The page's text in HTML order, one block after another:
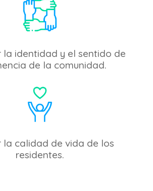
la identidad y el sentido de
de la comunidad.
la calidad de vida de los
residentes.